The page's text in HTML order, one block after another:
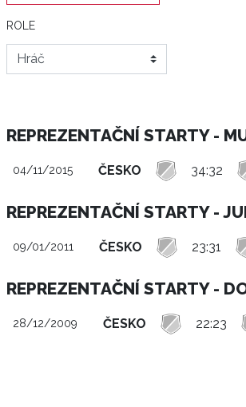
ROLE
REPREZENTAČNÍ STARTY -
04/11/2015 ČESKO 34:32
REPREZENTAČNÍ STARTY -
09/01/2011 ČESKO 23:31
REPREZENTAČNÍ STARTY -
28/12/2009 ČESKO 22:23